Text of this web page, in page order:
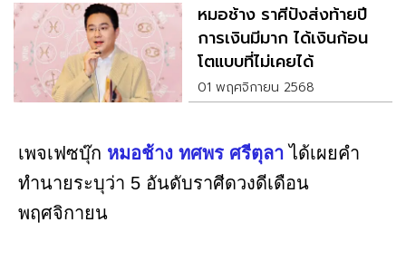
หมอช้าง ราศีปังส่งท้ายปี
การเงินมีมาก ได้เงินก้อน
โตแบบที่ไม่เคยได้
01 พฤศจิกายน 2568
เพจเฟซบุ๊ก หมอช้าง ทศพร ศรีตุลา ได้เผยคำ
ทำนายระบุว่า 5 อันดับราศีดวงดีเดือน
พฤศจิกายน